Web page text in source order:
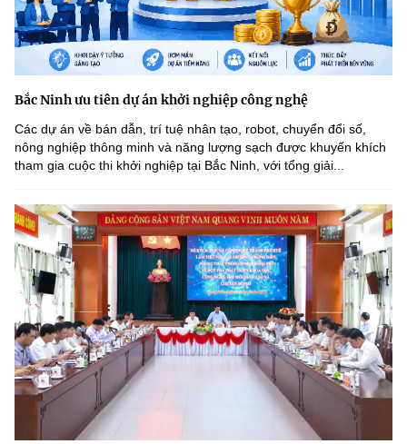
Bắc Ninh ưu tiên dự án khởi nghiệp công nghệ
Các dự án về bán dẫn, trí tuệ nhân tạo, robot, chuyển đổi số,
nông nghiệp thông minh và năng lượng sạch được khuyến khích
tham gia cuộc thi khởi nghiệp tại Bắc Ninh, với tổng giải...